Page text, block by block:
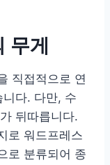
무게
직접적으로 연
다. 다만, 수
뒤따릅니다.
로 워드프레스
로 분류되어 종